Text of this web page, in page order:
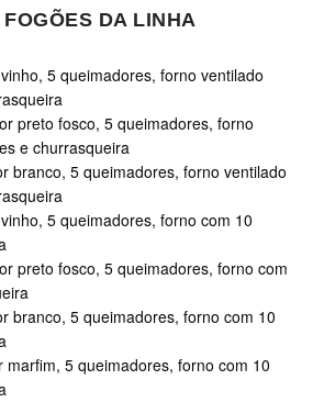
DA LINHA
5 queimadores, forno ventilado
preto fosco, 5 queimadores, forno
e churrasqueira
branco, 5 queimadores, forno ventilado
5 queimadores, forno com 10
preto fosco, 5 queimadores, forno com
branco, 5 queimadores, forno com 10
marfim, 5 queimadores, forno com 10